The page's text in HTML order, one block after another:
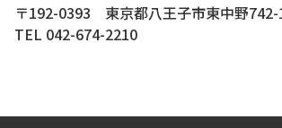
〒192-0393 東京都八王子市東中野742-
TEL 042-674-2210